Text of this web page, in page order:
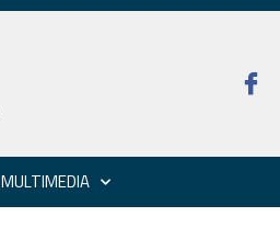
MULTIMEDIA